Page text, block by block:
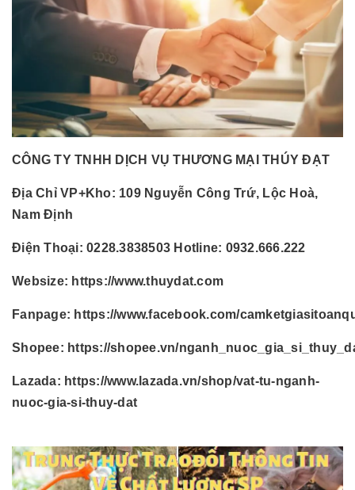
CÔNG TY TNHH DỊCH VỤ THƯƠNG MẠI THÚY ĐẠT
Địa Chỉ VP+Kho: 109 Nguyễn Công Trứ, Lộc Hoà,
Nam Định
Điện Thoại: 0228.3838503 Hotline: 0932.666.222
Websize: https://www.thuydat.com
Fanpage: https://www.facebook.com/
Shopee: https://shopee.vn/
Lazada: https://www.lazada.vn/shop/vat-tu-nganh-
nuoc-gia-si-thuy-dat